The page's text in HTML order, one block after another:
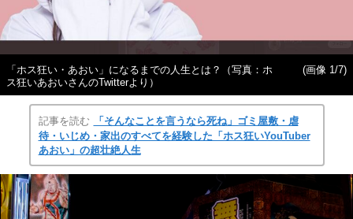
「ホス狂い・あおい」になるまでの人生とは？（写真：ホ
ス狂いあおいさんのTwitterより）
(画像 1/7)
記事を読む
「そんなことを言うなら死ね」ゴミ屋敷・虐
待・いじめ・家出のすべてを経験した「ホス狂いYouTuber
あおい」の超壮絶人生